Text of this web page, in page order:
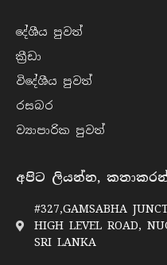
දේශීය පුව​ත්
ක්‍රී​ඩා
විදේශීය පුව​ත්
රසබ​ර
ව්‍යාපාරික පුව​ත්
අපිට ලියන්න,
#327,GAMSABHA
HIGH LEVEL ROAD,
SRI LANKA